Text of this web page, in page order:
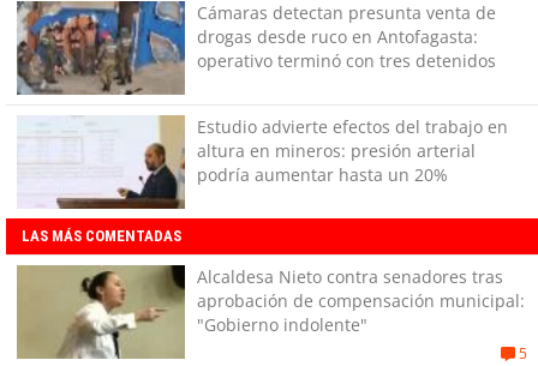
Cámaras detectan presunta venta de
drogas desde ruco en Antofagasta:
operativo terminó con tres detenidos
Estudio advierte efectos del trabajo en
altura en mineros: presión arterial
podría aumentar hasta un 20%
LAS MÁS COMENTADAS
Alcaldesa Nieto contra senadores tras
aprobación de compensación municipal:
"Gobierno indolente"
5